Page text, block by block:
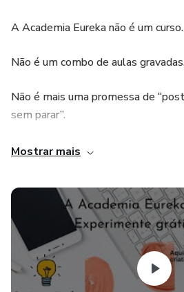
A Academia Eureka não é um curso.
Não é um combo de aulas
Não é mais uma promessa de
sem parar”.
A Eureka é a comunidade feita para
construir um negócio sustentável
tendências vazias, sem fórmulas
Aqui você encontra orientação,
clareza para caminhar junto com
acreditam no mesmo que você:
Mostrar mais